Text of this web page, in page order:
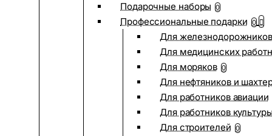
Подарочные наборы 0
Профессиональные подарки 0
Для железнодорожников
Для медицинских
Для моряков 0
Для нефтяников и
Для работников авиации
Для работников
Для строителей 0